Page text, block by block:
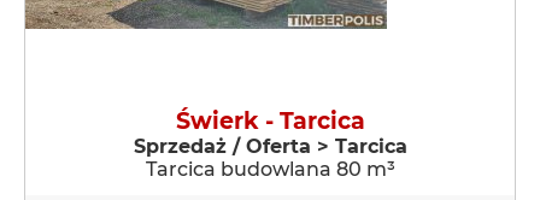
Świerk - Tarcica
Sprzedaż / Oferta > Tarcica
Tarcica budowlana 80 m³